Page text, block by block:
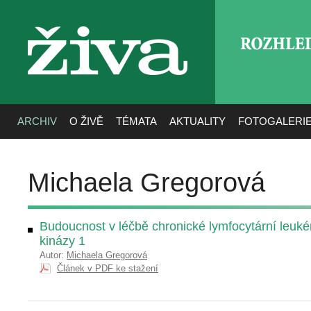
živa
ARCHIV O ŽIVĚ TÉMATA AKTUALITY
Michaela Gregorová
Budoucnost v léčbě chronické lymfocytární
kinázy 1
Autor: Michaela Gregorová
Článek v PDF ke stažení